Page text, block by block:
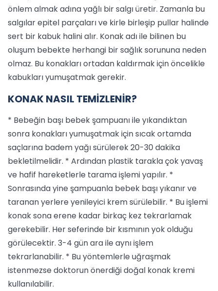
önlem almak adına yağlı bir salgı üretir. Zamanla bu
salgılar epitel parçaları ve kirle birleşip pullar halinde
sert bir kabuk halini alır. Konak adı ile bilinen bu
oluşum bebekte herhangi bir sağlık sorununa neden
olmaz. Bu konakları ortadan kaldırmak için öncelikle
kabukları yumuşatmak gerekir.
KONAK NASIL TEMİZLENİR?
* Bebeğin başı bebek şampuanı ile yıkandıktan
sonra konakları yumuşatmak için sıcak ortamda
saçlarına badem yağı sürülerek 20-30 dakika
bekletilmelidir. * Ardından plastik tarakla çok yavaş
ve hafif hareketlerle tarama işlemi yapılır. *
Sonrasında yine şampuanla bebek başı yıkanır ve
taranan yerlere yenileyici krem sürülebilir. * Bu işlemi
konak sona erene kadar birkaç kez tekrarlamak
gerekebilir. Her seferinde bir kısmının yok olduğu
görülecektir. 3-4 gün ara ile aynı işlem
tekrarlanabilir. * Bu yöntemlerle uğraşmak
istenmezse doktorun önerdiği doğal konak kremi
kullanılabilir.